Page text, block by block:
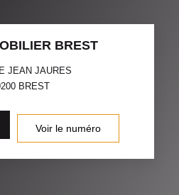
BREST
JEAN JAURES
BREST
Voir le numéro